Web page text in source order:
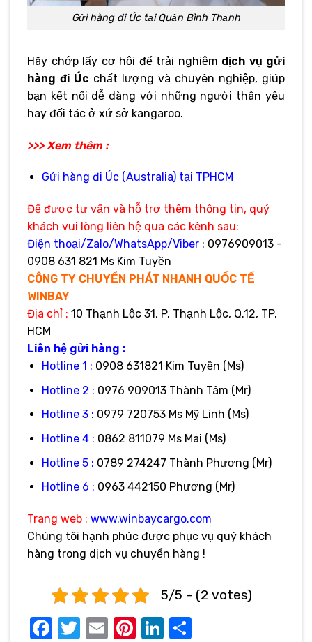
Gửi hàng đi Úc tại Quận Bình Thạnh
Hãy chớp lấy cơ hội để trải nghiệm dịch vụ gửi
hàng đi Úc chất lượng và chuyên nghiệp, giúp
bạn kết nối dễ dàng với những người thân yêu
hay đối tác ở xứ sở kangaroo.
>>> Xem thêm :
Gửi hàng đi Úc (Australia) tại TPHCM
Để được tư vấn và hỗ trợ thêm thông tin, quý
khách vui lòng liên hệ qua các kênh sau:
Điện thoại/Zalo/WhatsApp/Viber : 0976909013 -
0908 631 821 Ms Kim Tuyền
CÔNG TY CHUYỂN PHÁT NHANH QUỐC TẾ
WINBAY
Địa chỉ : 10 Thạnh Lộc 31, P. Thạnh Lộc, Q.12, TP.
HCM
Liên hệ gửi hàng :
Hotline 1 : 0908 631821 Kim Tuyền (Ms)
Hotline 2 : 0976 909013 Thành Tâm (Mr)
Hotline 3 : 0979 720753 Ms Mỹ Linh (Ms)
Hotline 4 : 0862 811079 Ms Mai (Ms)
Hotline 5 : 0789 274247 Thành Phương (Mr)
Hotline 6 : 0963 442150 Phương (Mr)
Trang web : www.winbaycargo.com
Chúng tôi hạnh phúc được phục vụ quý khách
hàng trong dịch vụ chuyển hàng !
5/5 - (2 votes)
Facebook
Twitter
EmailPinterest
LinkedIn